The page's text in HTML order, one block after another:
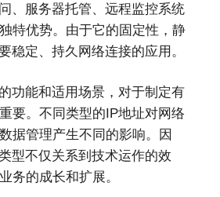
、服务器托管、远程监控系统
特优势。由于它的固定性，静
稳定、持久网络连接的应用。
功能和适用场景，对于制定有
要。不同类型的IP地址对网络
据管理产生不同的影响。因
型不仅关系到技术运作的效
务的成长和扩展。